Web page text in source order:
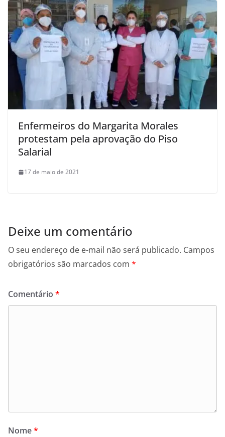
Enfermeiros do Margarita Morales
protestam pela aprovação do Piso
Salarial
17 de maio de 2021
Deixe um comentário
O seu endereço de e-mail não será publicado. Campos
obrigatórios são marcados com *
Comentário *
Nome*